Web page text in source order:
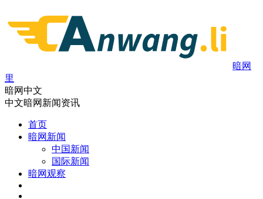
暗网
里
暗网中文
中文暗网新闻资讯
首页
暗网新闻
中国新闻
国际新闻
暗网观察